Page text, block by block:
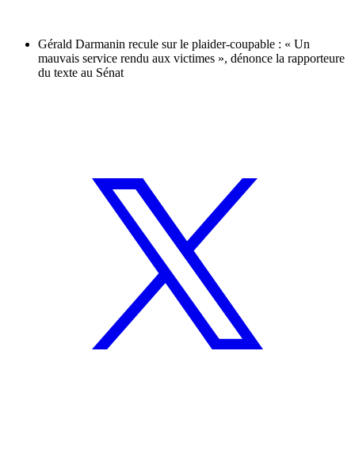
Gérald Darmanin recule sur le plaider-coupable : « Un
mauvais service rendu aux victimes », dénonce la rapporteure
du texte au Sénat